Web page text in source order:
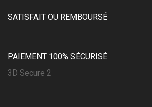
SATISFAIT OU REMBOURSÉ
PAIEMENT 100% SÉCURISÉ
3D Secure 2